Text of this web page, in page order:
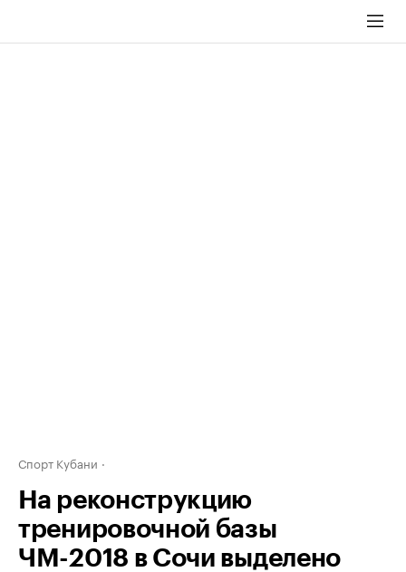
Спорт Кубани
На реконструкцию
тренировочной базы
ЧМ-2018 в Сочи выделено